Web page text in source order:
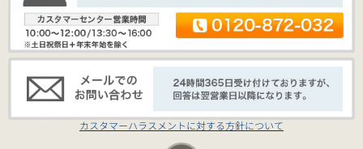
カスタマーハラスメントに対する方針について